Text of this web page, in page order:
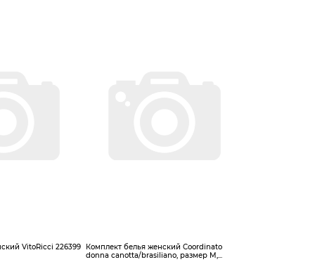
VitoRicci 226399
Комплект белья женский Coordinato
donna canotta/brasiliano, размер M,...